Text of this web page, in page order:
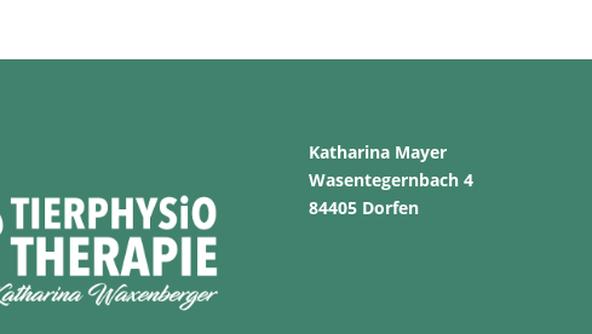
Katharina Mayer
Wasentegernbach 4
84405 Dorfen